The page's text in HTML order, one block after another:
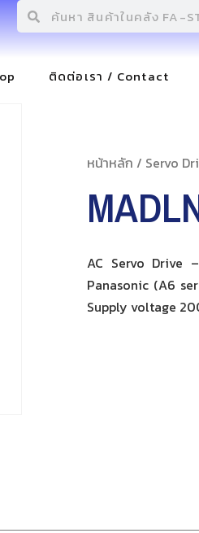
ติดต่อเรา / Contact
หน้าหลัก / Servo
AC Servo Drive
Panasonic (A6
Supply voltage